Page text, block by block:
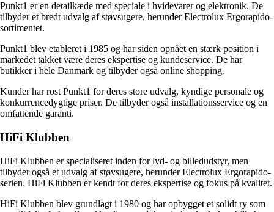
Punkt1 er en detailkæde med speciale i hvidevarer og elektronik. De
tilbyder et bredt udvalg af støvsugere, herunder Electrolux Ergorapido-
sortimentet.
Punkt1 blev etableret i 1985 og har siden opnået en stærk position i
markedet takket være deres ekspertise og kundeservice. De har
butikker i hele Danmark og tilbyder også online shopping.
Kunder har rost Punkt1 for deres store udvalg, kyndige personale og
konkurrencedygtige priser. De tilbyder også installationsservice og en
omfattende garanti.
HiFi Klubben
HiFi Klubben er specialiseret inden for lyd- og billedudstyr, men
tilbyder også et udvalg af støvsugere, herunder Electrolux Ergorapido-
serien. HiFi Klubben er kendt for deres ekspertise og fokus på kvalitet.
HiFi Klubben blev grundlagt i 1980 og har opbygget et solidt ry som